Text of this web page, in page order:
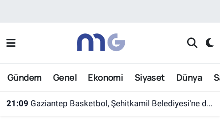
Gündem Genel Ekonomi Siyaset Dünya
21:09 Gaziantep Basketbol, Şehitkamil Belediyesi'ne devredildi
Nöbetçi Eczaneler
Hava Durumu